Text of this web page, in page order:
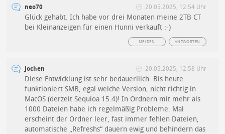
neo70 20.05.2025, 12:54 Uhr
Glück gehabt. Ich habe vor drei Monaten meine 2TB CT
bei Kleinanzeigen für einen Hunni verkauft :-)
ANTWORTEN
MELDEN
Jochen 20.05.2025, 12:58 Uhr
Diese Entwicklung ist sehr bedauerllich. Bis heute
funktioniert SMB, egal welche Version, nicht richtig in
MacOS (derzeit Sequioa 15.4)! In Ordnern mit mehr als
1000 Dateien habe ich regelmäßig Probleme. Mal
erscheint der Ordner leer, fast immer fehlen Dateien,
automatische „Refreshs“ dauern ewig und behindern das